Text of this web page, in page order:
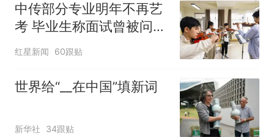
中传部分专业明年不再艺
考 毕业生称面试曾被问
“如何策划晚会” 专家：遏
红星新闻 60跟贴
世界给“__在中国”填新词
新华社 34跟贴